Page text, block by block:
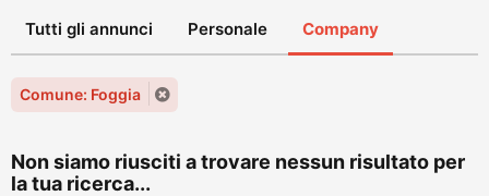
Tutti gli annunci Personale Company
Comune: Foggia
Non siamo riusciti a trovare nessun risultato per
la tua ricerca...